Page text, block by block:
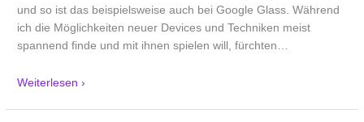
und so ist das beispielsweise auch bei Google Glass. Während
ich die Möglichkeiten neuer Devices und Techniken meist
spannend finde und mit ihnen spielen will, fürchten …
Weiterlesen ›